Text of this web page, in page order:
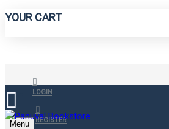
YOUR CART
LOGIN
REGISTER
Menu